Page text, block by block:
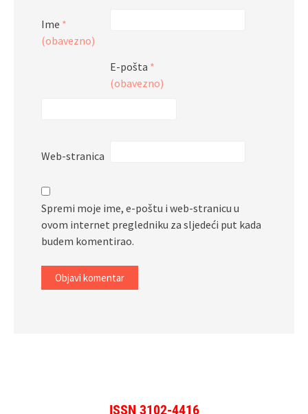
Ime *
(obavezno)
E-pošta *
(obavezno)
Web-stranica
Spremi moje ime, e-poštu i web-stranicu u
ovom internet pregledniku za sljedeći put kada
budem komentirao.
ISSN 3102-4416